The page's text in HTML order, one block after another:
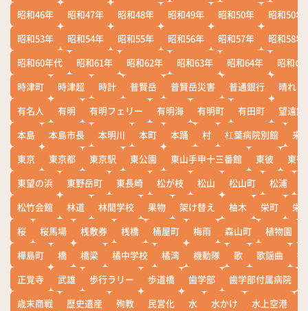
昭和46年
昭和47年 昭和48年 昭和49年 昭和50年
昭和50年
昭和53年
昭和54年 昭和55年 昭和56年 昭和57年
昭和58年
昭和60年代
昭和61年 昭和62年 昭和63年 昭和64年
昭和の
時津町
時津超 時計 普賢岳 普賢岳災害 普通銀行
晴れ
有名人
有明 有明フェリー 有明海 有明町 有田町
望遠鏡
本島
本島市長 本明川 本町 本踊 村 杠葉病院別館
来
東京
東京都 東京駅 東公園 東山手甲十三番館 東彼
東彼
東望の浜
東野岳町 東長崎 松が枝 松山 松山町 松浦
松竹会館
林道 林間学校 果物 架け替え 柚木 栄町
栄
桜
桜馬場 桟敷券 桟橋 桶屋町 梅雨 森山町 植物園
樺島町
橋 橋梁 橘中学校 橘湾 機動隊 歌 歌謡曲
正覚寺
武雄 歩行ラリー 歩道橋 歯学部 歯学部付属病院
歳末商戦
歴史遺産 殉教 民営化 水 水かけ 水上空港